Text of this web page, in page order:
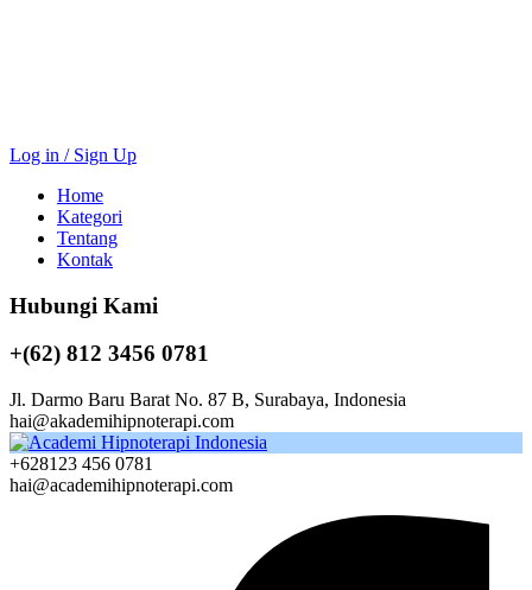
Log in / Sign Up
Home
Kategori
Tentang
Kontak
Hubungi Kami
+(62) 812 3456 0781
Jl. Darmo Baru Barat No. 87 B, Surabaya, Indonesia
hai@akademihipnoterapi.com
+628123 456 0781
hai@academihipnoterapi.com